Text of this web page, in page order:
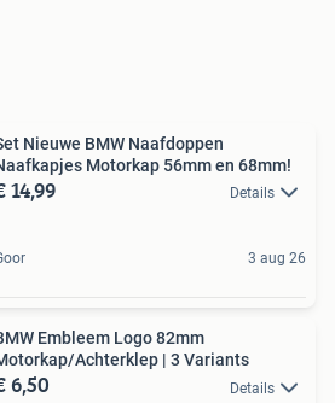
Nieuwe BMW Naafdoppen
Motorkap 56mm en 68mm!
14,99 Details
3 aug 26
Embleem Logo 82mm
Achterklep | 3 Variants
6,50 Details